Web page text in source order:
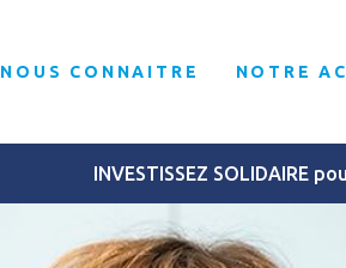
NOUS CONNAITRE NOTRE
INVESTISSEZ SOLIDAIRE